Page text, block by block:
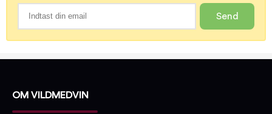
Send
OM VILDMEDVIN